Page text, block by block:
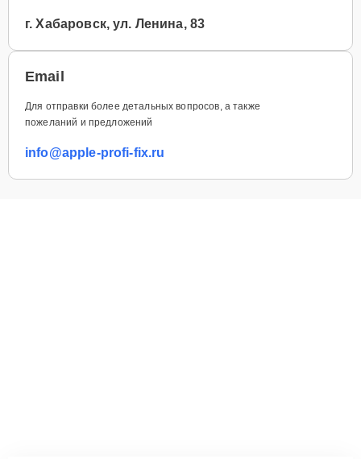
г. Хабаровск, ул. Ленина, 83
Email
Для отправки более детальных вопросов, а также
пожеланий и предложений
info@apple-profi-fix.ru